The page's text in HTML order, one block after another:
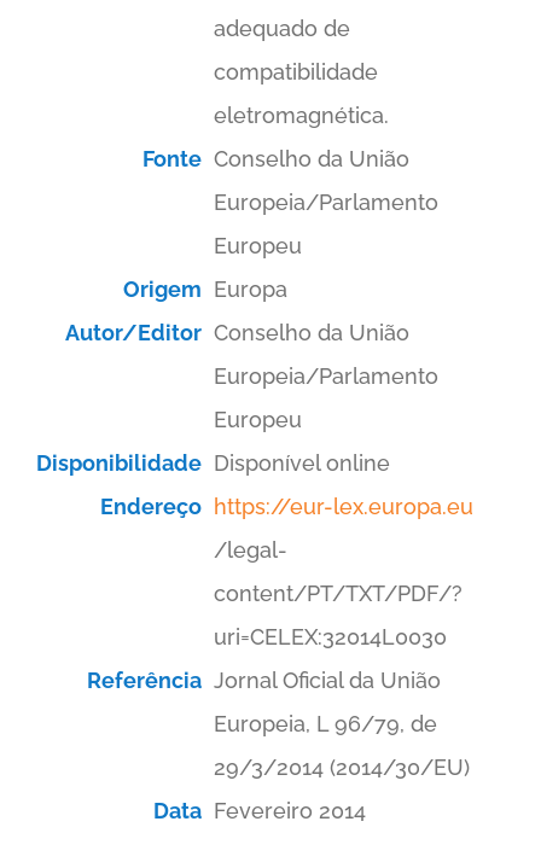
adequado de
compatibilidade
eletromagnética.
Fonte Conselho da União
Europeia/Parlamento
Europeu
Origem Europa
Autor/Editor Conselho da União
Europeia/Parlamento
Europeu
Disponibilidade Disponível online
Endereço https://eur-lex.europa.eu
/legal-
content/PT/TXT/PDF/?
uri=CELEX:32014L0030
Referência Jornal Oficial da União
Europeia, L 96/79, de
29/3/2014 (2014/30/EU)
Data Fevereiro 2014